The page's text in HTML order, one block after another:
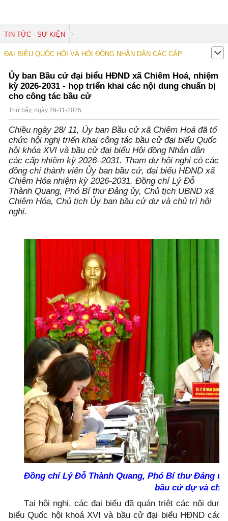
TIN TỨC - SỰ KIỆN
ĐẠI BIỂU QUỐC HỘI VÀ HỘI ĐỒNG NHÂN DÂN CÁC CẤP
Ủy ban Bầu cử đại biểu HĐND xã Chiêm Hoá, nhiệm
kỳ 2026-2031 - họp triển khai các nội dung chuẩn bị
cho công tác bầu cử
Thứ bẩy, ngày 29-11-2025
Chiều ngày 28/ 11, Ủy ban Bầu cử xã Chiêm Hoá đã tổ
chức hội nghị triển khai công tác bầu cử đại biểu Quốc
hội khóa XVI và bầu cử đại biểu Hội đồng Nhân dân
các cấp nhiệm kỳ 2026–2031. Tham dự hội nghị có các
đồng chí thành viên Ủy ban bầu cử, đại biểu HĐND xã
Chiêm Hóa nhiệm kỳ 2026-2031. Đồng chí Lý Đỗ
Thành Quang, Phó Bí thư Đảng ủy, Chủ tịch UBND xã
Chiêm Hóa, Chủ tịch Ủy ban bầu cử dự và chủ trì hội
nghị.
Đồng chí Lý Đỗ Thành Quang, Phó Bí thư Đảng
bầu cử dự và
Tại hội nghị, các đại biểu đã quán triệt các nội
biểu Quốc hội khoá XVI và bầu cử đại biểu HĐND các